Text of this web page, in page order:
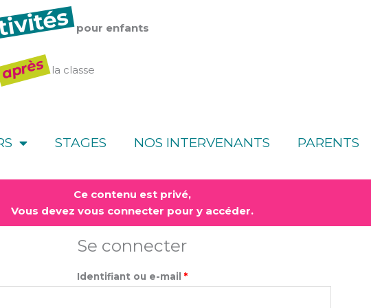
pour enfants
après la classe
STAGES NOS INTERVENANTS PARENTS
Ce contenu est privé,
Vous devez vous connecter pour y accéder.
Se connecter
Identifiant ou e-mail *
Obligatoire